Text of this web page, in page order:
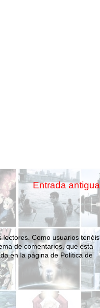
Entrada antigua
lectores. Como usuarios tenéis
de comentarios, que está
en la página de Política de